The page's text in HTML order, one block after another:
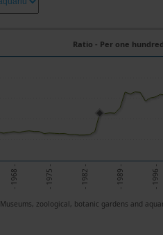
- 1968 - - 1975 - - 1982 - - 1989 - - 1996 -
Ratio - Per one
Museums, zoological, botanic gardens and